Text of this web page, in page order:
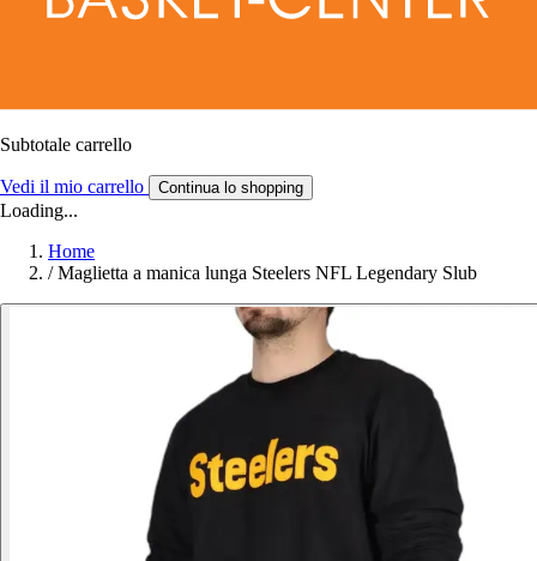
Subtotale carrello
Vedi il mio carrello Continua lo shopping
Loading...
Home
/ Maglietta a manica lunga Steelers NFL Legendary Slub